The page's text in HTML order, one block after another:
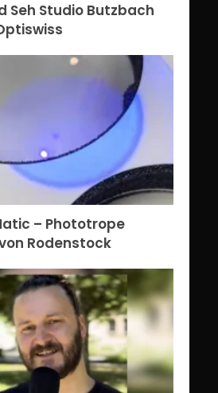
Seh Studio Butzbach
– Phototrope
Rodenstock